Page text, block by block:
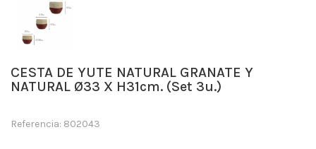
CESTA DE YUTE NATURAL GRANATE Y
NATURAL Ø33 X H31cm. (Set 3u.)
Referencia: 802043